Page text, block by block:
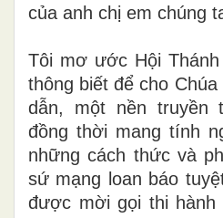
của anh chị em chúng
Tôi mơ ước Hội
thông biết để cho
dẫn, một nền truyền
đồng thời mang tính
những cách thức và
sứ mạng loan báo
được mời gọi thi hành